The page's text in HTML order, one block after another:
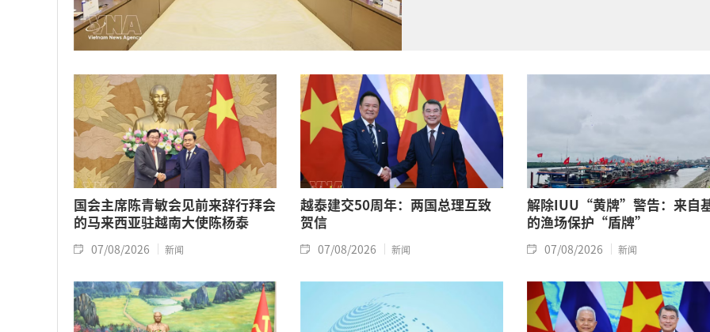
国会主席陈青敏会见前来辞行拜会
的马来西亚驻越南大使陈杨泰
07/08/2026 新闻
越泰建交50周年：两国总理互致
贺信
07/08/2026 新闻
解除IUU“黄牌”警告：来自
的渔场保护“盾牌”
07/08/2026 新闻